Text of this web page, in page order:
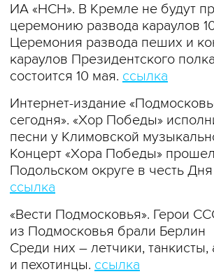
ИА «НСН». В Кремле не будут
церемонию развода караулов
Церемония развода пеших и
караулов Президентского
состоится 10 мая. ссылка
Интернет-издание
сегодня». «Хор Победы»
песни у Климовской
Концерт «Хора Победы»
Подольском округе в честь
ссылка
«Вести Подмосковья». Герои
из Подмосковья брали Берлин
Среди них – летчики, танкисты,
и пехотинцы. ссылка